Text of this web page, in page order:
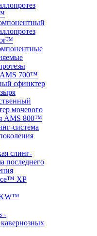
700™
сфинктер
мочевого
AMS 800™
система
слинг-
последнего
XP
-